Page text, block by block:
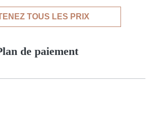
TOUS LES PRIX
de paiement